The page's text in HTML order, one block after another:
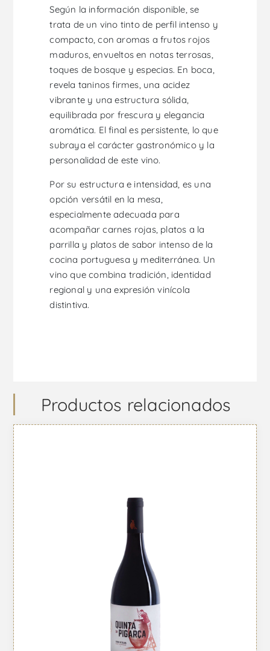
Según la información disponible, se
trata de un vino tinto de perfil intenso y
compacto, con aromas a frutos rojos
maduros, envueltos en notas terrosas,
toques de bosque y especias. En boca,
revela taninos firmes, una acidez
vibrante y una estructura sólida,
equilibrada por frescura y elegancia
aromática. El final es persistente, lo que
subraya el carácter gastronómico y la
personalidad de este vino.
Por su estructura e intensidad, es una
opción versátil en la mesa,
especialmente adecuada para
acompañar carnes rojas, platos a la
parrilla y platos de sabor intenso de la
cocina portuguesa y mediterránea. Un
vino que combina tradición, identidad
regional y una expresión vinícola
distintiva.
Productos relacionados